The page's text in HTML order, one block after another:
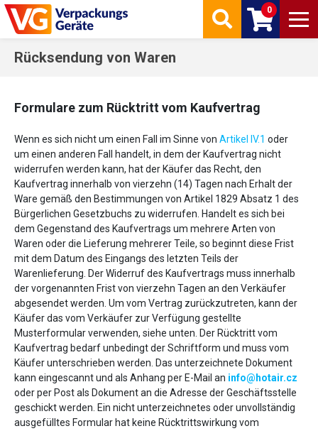
0
Rücksendung von Waren
Formulare zum Rücktritt vom Kaufvertrag
Wenn es sich nicht um einen Fall im Sinne von Artikel IV.1 oder
um einen anderen Fall handelt, in dem der Kaufvertrag nicht
widerrufen werden kann, hat der Käufer das Recht, den
Kaufvertrag innerhalb von vierzehn (14) Tagen nach Erhalt der
Ware gemäß den Bestimmungen von Artikel 1829 Absatz 1 des
Bürgerlichen Gesetzbuchs zu widerrufen. Handelt es sich bei
dem Gegenstand des Kaufvertrags um mehrere Arten von
Waren oder die Lieferung mehrerer Teile, so beginnt diese Frist
mit dem Datum des Eingangs des letzten Teils der
Warenlieferung. Der Widerruf des Kaufvertrags muss innerhalb
der vorgenannten Frist von vierzehn Tagen an den Verkäufer
abgesendet werden. Um vom Vertrag zurückzutreten, kann der
Käufer das vom Verkäufer zur Verfügung gestellte
Musterformular verwenden, siehe unten. Der Rücktritt vom
Kaufvertrag bedarf unbedingt der Schriftform und muss vom
Käufer unterschrieben werden. Das unterzeichnete Dokument
kann eingescannt und als Anhang per E-Mail an info@hotair.cz
oder per Post als Dokument an die Adresse der Geschäftsstelle
geschickt werden. Ein nicht unterzeichnetes oder unvollständig
ausgefülltes Formular hat keine Rücktrittswirkung vom